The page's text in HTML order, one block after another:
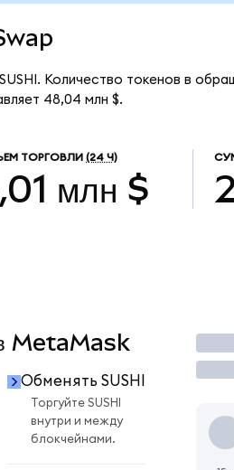
Количество токенов в
48,04 млн $.
ТОРГОВЛИ (24 Ч)
млн $
в MetaMask
Обменять SUSHI
Торгуйте SUSHI
внутри и между
блокчейнами.